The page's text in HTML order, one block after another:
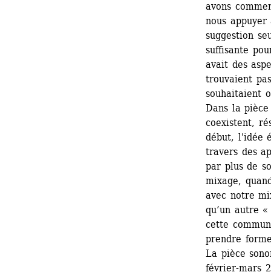
avons
nous
suggestion
suffisante
avait des
trouvaient
souhaitaient
Dans la
coexistent,
début, l'idée
travers des
par plus de
mixage,
avec notre
qu’un autre
cette
prendre
La pièce
février-mars